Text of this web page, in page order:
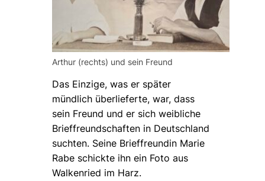
Arthur (rechts) und sein Freund
Das Einzige, was er später
mündlich überlieferte, war, dass
sein Freund und er sich weibliche
Brieffreundschaften in Deutschland
suchten. Seine Brieffreundin Marie
Rabe schickte ihn ein Foto aus
Walkenried im Harz.